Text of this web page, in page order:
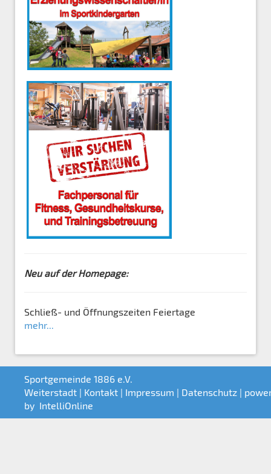
Neu auf der Homepage:
Schließ- und Öffnungszeiten Feiertage
mehr...
Sportgemeinde 1886 e.V.
Weiterstadt | Kontakt | Impressum | Datenschutz |
by IntelliOnline